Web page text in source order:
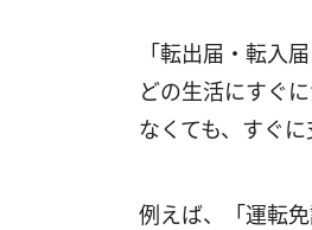
「転出届・転入
どの生活にすぐ
なくても、すぐ
例えば、「運転